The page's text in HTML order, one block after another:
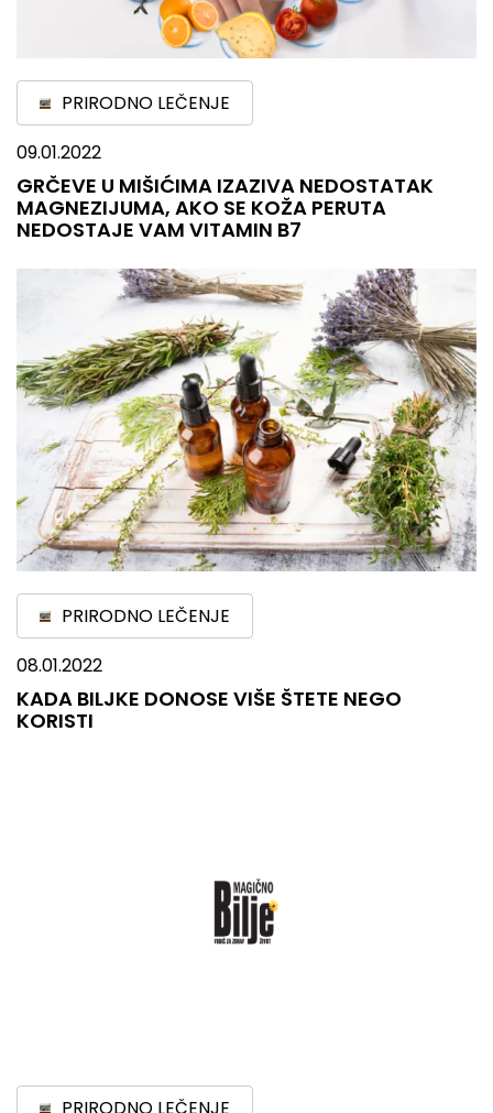
PRIRODNO LEČENJE
09.01.2022
GRČEVE U MIŠIĆIMA IZAZIVA NEDOSTATAK
MAGNEZIJUMA, AKO SE KOŽA PERUTA
NEDOSTAJE VAM VITAMIN B7
PRIRODNO LEČENJE
08.01.2022
KADA BILJKE DONOSE VIŠE ŠTETE NEGO
KORISTI